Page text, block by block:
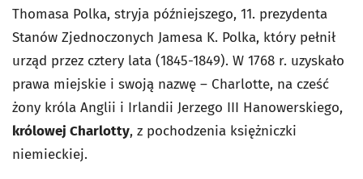
Thomasa Polka, stryja późniejszego, 11. prezydenta
Stanów Zjednoczonych Jamesa K. Polka, który pełnił
urząd przez cztery lata (1845-1849). W 1768 r. uzyskało
prawa miejskie i swoją nazwę – Charlotte, na cześć
żony króla Anglii i Irlandii Jerzego III Hanowerskiego,
królowej Charlotty, z pochodzenia księżniczki
niemieckiej.